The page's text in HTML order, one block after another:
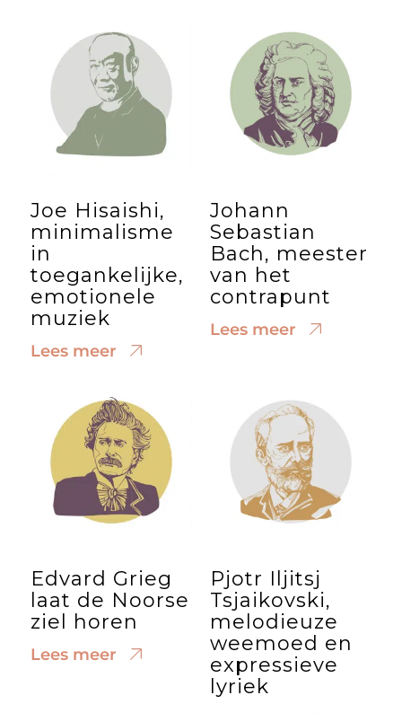
Joe Hisaishi,
minimalisme
in
toegankelijke,
emotionele
muziek
Lees meer
Johann
Sebastian
Bach, meester
van het
contrapunt
Lees meer
Edvard Grieg
laat de Noorse
ziel horen
Lees meer
Pjotr Iljitsj
Tsjaikovski,
melodieuze
weemoed en
expressieve
lyriek